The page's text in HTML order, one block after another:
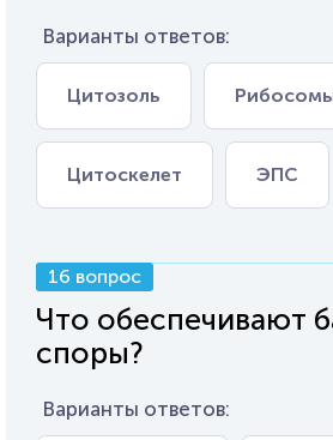
Варианты ответов:
Цитозоль
Цитоскелет ЭПС
16 вопрос
Что обеспечивают
споры?
Варианты ответов: